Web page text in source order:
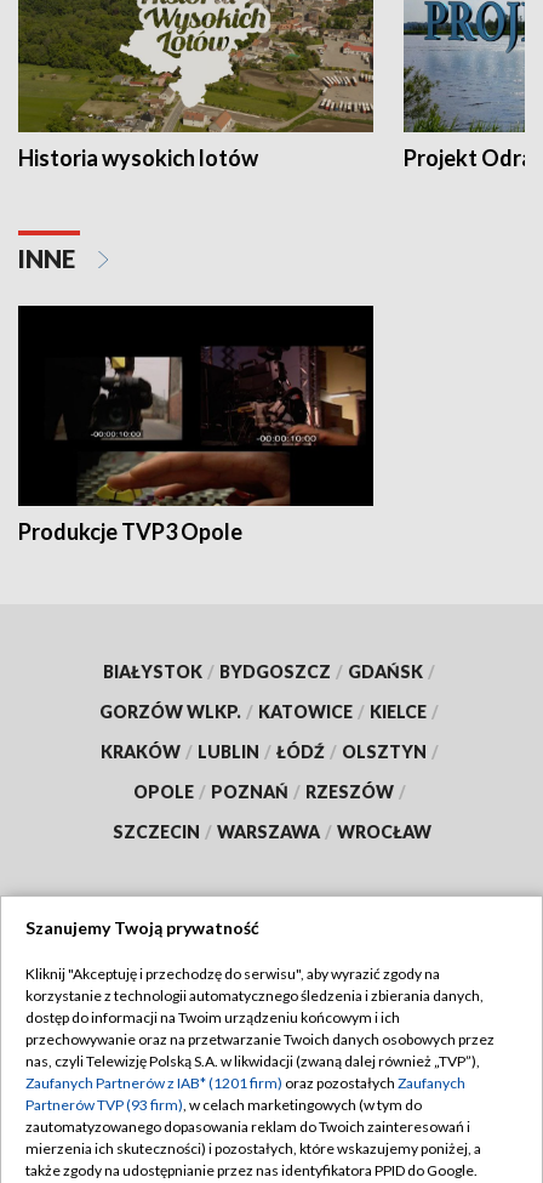
Historia wysokich lotów Projekt Odra
INNE
Produkcje TVP3 Opole
BIAŁYSTOK / BYDGOSZCZ / GDAŃSK /
GORZÓW WLKP. / KATOWICE / KIELCE /
KRAKÓW / LUBLIN / ŁÓDŹ / OLSZTYN /
OPOLE / POZNAŃ / RZESZÓW /
SZCZECIN / WARSZAWA / WROCŁAW
TVP
Abonament TVP
Emisja w TVP
Centrum informacji TVP
Naziemna Telewizja Cyfrowa
Regulamin TVP
Polityka prywatności
Moje zgody
Pomoc
Szanujemy Twoją prywatność
Kliknij "Akceptuję i przechodzę do serwisu", aby wyrazić zgody na
korzystanie z technologii automatycznego śledzenia i zbierania danych,
dostęp do informacji na Twoim urządzeniu końcowym i ich
przechowywanie oraz na przetwarzanie Twoich danych osobowych przez
nas, czyli Telewizję Polską S.A. w likwidacji (zwaną dalej również „TVP”),
Zaufanych Partnerów z IAB* (1201 firm) oraz pozostałych Zaufanych
Partnerów TVP (93 firm), w celach marketingowych (w tym do
zautomatyzowanego dopasowania reklam do Twoich zainteresowań i
mierzenia ich skuteczności) i pozostałych, które wskazujemy poniżej, a
także zgody na udostępnianie przez nas identyfikatora PPID do Google.